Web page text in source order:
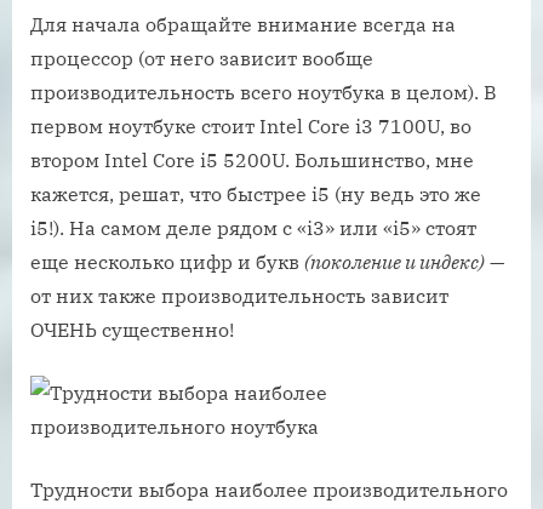
Для начала обращайте внимание всегда на
процессор (от него зависит вообще
производительность всего ноутбука в целом). В
первом ноутбуке стоит Intel Core i3 7100U, во
втором Intel Core i5 5200U. Большинство, мне
кажется, решат, что быстрее i5 (ну ведь это же
i5!). На самом деле рядом с «i3» или «i5» стоят
еще несколько цифр и букв (поколение и индекс) —
от них также производительность зависит
ОЧЕНЬ существенно!
Трудности выбора наиболее производительного